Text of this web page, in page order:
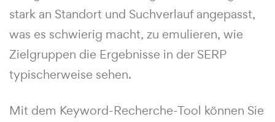
stark an Standort und Suchverlauf angepasst,
was es schwierig macht, zu emulieren, wie
Zielgruppen die Ergebnisse in der SERP
typischerweise sehen.
Mit dem Keyword-Recherche-Tool können Sie